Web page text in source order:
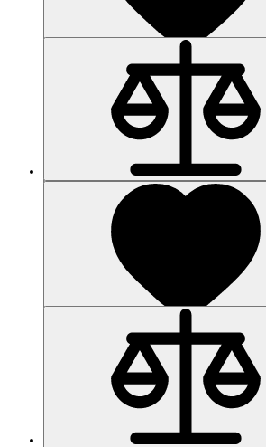
Код товара: 2056-01
6ES7401-2TA01-0AA0
Код товара: 2057-01
6ES7403-1JA01-0AA0